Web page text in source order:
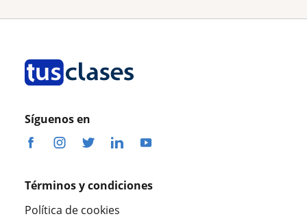
Síguenos en
Términos y condiciones
Política de cookies